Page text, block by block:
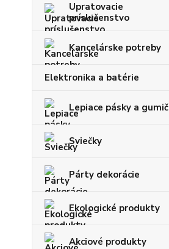
Upratovacie
príslušenstvo
Kancelárske potreby
Elektronika a batérie
Lepiace pásky a
Sviečky
Párty dekorácie
Ekologické produkty
Akciové produkty